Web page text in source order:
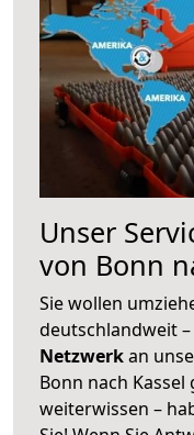
Unser
von Bonn
Sie wollen
deutschlandweit
Netzwerkan
Bonn nach
weiterwissen –